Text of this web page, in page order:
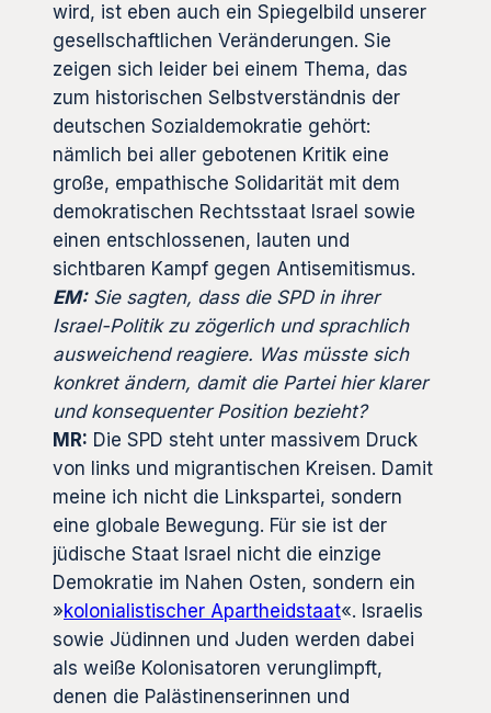
wird, ist eben auch ein Spiegelbild unserer
gesellschaftlichen Veränderungen. Sie
zeigen sich leider bei einem Thema, das
zum historischen Selbstverständnis der
deutschen Sozialdemokratie gehört:
nämlich bei aller gebotenen Kritik eine
große, empathische Solidarität mit dem
demokratischen Rechtsstaat Israel sowie
einen entschlossenen, lauten und
sichtbaren Kampf gegen Antisemitismus.
EM:Sie sagten, dass die SPD in ihrer
Israel-Politik zu zögerlich und sprachlich
ausweichend reagiere. Was müsste sich
konkret ändern, damit die Partei hier klarer
und konsequenter Position bezieht?
MR: Die SPD steht unter massivem Druck
von links und migrantischen Kreisen. Damit
meine ich nicht die Linkspartei, sondern
eine globale Bewegung. Für sie ist der
jüdische Staat Israel nicht die einzige
Demokratie im Nahen Osten, sondern ein
»kolonialistischer Apartheidstaat«. Israelis
sowie Jüdinnen und Juden werden dabei
als weiße Kolonisatoren verunglimpft,
denen die Palästinenserinnen und